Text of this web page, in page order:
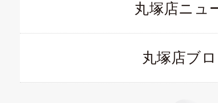
丸塚店ニュ
丸塚店ブ